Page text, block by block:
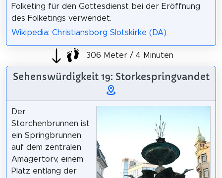
Folketing für den Gottesdienst bei der Eröffnung
des Folketings verwendet.
Wikipedia: Christiansborg Slotskirke (DA)
306 Meter / 4 Minuten
Sehenswürdigkeit 19: Storkespringvandet
Der
Storchenbrunnen ist
ein Springbrunnen
auf dem zentralen
Amagertorv, einem
Platz entlang der